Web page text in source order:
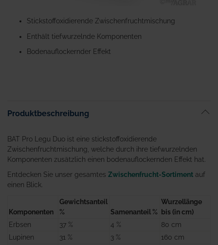
Anfang
Bildgalerie
springen
Stickstoffoxidierende Zwischenfruchtmischung
Enthält tiefwurzelnde Komponenten
Bodenauflockernder Effekt
Produktbeschreibung
BAT Pro Legu Duo ist eine stickstoffoxidierende
Zwischenfruchtmischung, welche durch ihre tiefwurzelnden
Komponenten zusätzlich einen bodenauflockernden Effekt hat.
Entdecken Sie unser gesamtes Zwischenfrucht-Sortiment auf
einen Blick.
Komponenten
Gewichtsanteil
%
Samenanteil %
Wurzellänge
bis (in cm)
Erbsen
37 % 4 %
80 cm
Lupinen
31 % 3 %
160 cm